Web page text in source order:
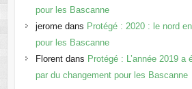
pour les Bascanne
jeromedans Protégé : 2020 : le nord
pour les Bascanne
Florentdans Protégé : L’année 2019
par du changement pour les Bascanne